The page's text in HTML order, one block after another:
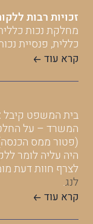
זכויות רבות
מחלקת נכות
כללית, פנסיית
קרא עוד
בית המשפט קיבל
המשרד – על
(פטור ממס
היה עליה לומר
לצרף חוות דעת
לנג
קרא עוד